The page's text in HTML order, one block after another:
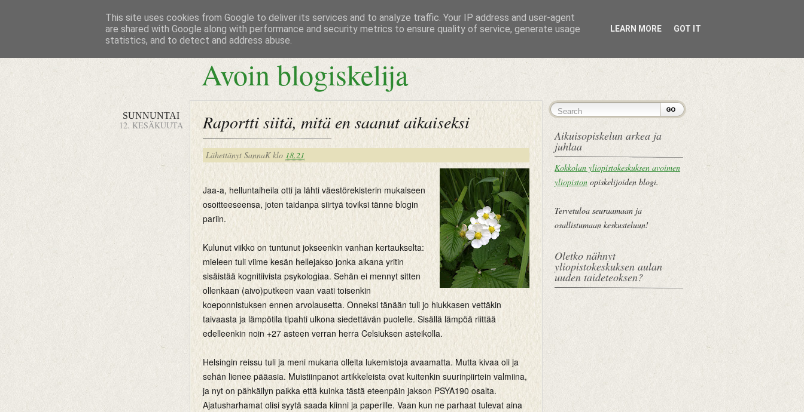
Avoin blogiskelija
SUNNUNTAI
12. KESÄKUUTA Raportti siitä, mitä en saanut aikaiseksi
Lähettänyt SannaK klo 18.21
Jaa-a, helluntaiheila otti ja lähti väestörekisterin mukaiseen
osoitteeseensa, joten taidanpa siirtyä toviksi tänne blogin
pariin.
Kulunut viikko on tuntunut jokseenkin vanhan kertaukselta:
mieleen tuli viime kesän hellejakso jonka aikana yritin
sisäistää kognitiivista psykologiaa. Sehän ei mennyt sitten
ollenkaan (aivo)putkeen vaan vaati toisenkin
koeponnistuksen ennen arvolausetta. Onneksi tänään tuli jo hiukkasen vettäkin
taivaasta ja lämpötila tipahti ulkona siedettävän puolelle. Sisällä lämpöä riittää
edelleenkin noin +27 asteen verran herra Celsiuksen asteikolla.
Helsingin reissu tuli ja meni mukana olleita lukemistoja avaamatta. Mutta kivaa oli ja
sehän lienee pääasia. Muistiinpanot artikkeleista ovat kuitenkin suurinpiirtein valmiina,
ja nyt on pähkäilyn paikka että kuinka tästä eteenpäin jakson PSYA190 osalta.
Ajatusharhamat olisi syytä saada kiinni ja paperille. Vaan kun ne parhaat tulevat aina
Aikuisopiskelun arkea ja
juhlaa
Kokkolan yliopistokeskuksen avoimen
yliopiston opiskelijoiden blogi.
Tervetuloa seuraamaan ja
osallistumaan keskusteluun!
Oletko nähnyt
yliopistokeskuksen aulan
uuden taideteoksen?
This site uses cookies from Google to deliver its services and to analyze traffic. Your IP address and user-agent
are shared with Google along with performance and security metrics to ensure quality of service, generate usage
statistics, and to detect and address abuse.
LEARN MORE GOT IT